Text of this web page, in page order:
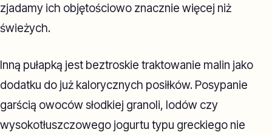
zjadamy ich objętościowo znacznie więcej niż
świeżych.
Inną pułapką jest beztroskie traktowanie malin jako
dodatku do już kalorycznych posiłków. Posypanie
garścią owoców słodkiej granoli, lodów czy
wysokotłuszczowego jogurtu typu greckiego nie